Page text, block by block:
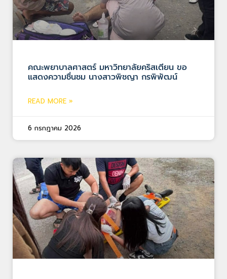
คณะพยาบาลศาสตร์ มหาวิทยาลัยคริสเตียน ขอ
แสดงความชื่นชม นางสาวพิชญา กรพิพัฒน์
READ MORE »
6 กรกฎาคม 2026